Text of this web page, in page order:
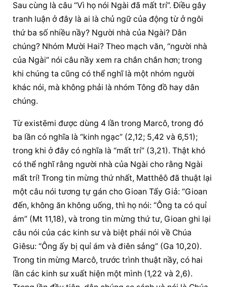
Sau cùng là câu “Vì họ nói Ngài đã mất trí”. Điều gây
tranh luận ở đây là ai là chủ ngữ của động từ ở ngôi
thứ ba số nhiều nầy? Người nhà của Ngài? Dân
chúng? Nhóm Mười Hai? Theo mạch văn, “người nhà
của Ngài” nói câu nầy xem ra chắn chắn hơn; trong
khi chúng ta cũng có thể nghĩ là một nhóm người
khác nói, mà không phải là nhóm Tông đồ hay dân
chúng.
Từ existēmi được dùng 4 lần trong Marcô, trong đó
ba lần có nghĩa là “kinh ngạc” (2,12; 5,42 và 6,51);
trong khi ở đây có nghĩa là “mất trí” (3,21). Thật khó
có thể nghĩ rằng người nhà của Ngài cho rằng Ngài
mất trí! Trong tin mừng thứ nhất, Matthêô đã thuật lại
một câu nói tương tự gán cho Gioan Tẩy Giả: “Gioan
đến, không ăn không uống, thì họ nói: “Ông ta có quỉ
ám” (Mt 11,18), và trong tin mừng thứ tư, Gioan ghi lại
câu nói của các kinh sư và biệt phái nói về Chúa
Giêsu: “Ông ấy bị quỉ ám và điên sảng” (Ga 10,20).
Trong tin mừng Marcô, trước trình thuật nầy, có hai
lần các kinh sư xuất hiện một mình (1,22 và 2,6).